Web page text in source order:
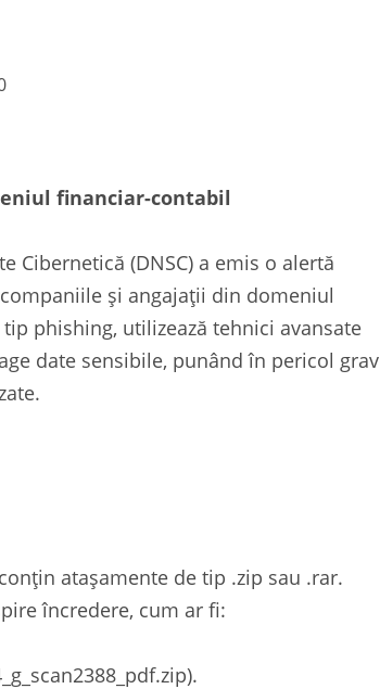
financiar-contabil
Cibernetică (DNSC) a emis o alertă
și angajații din domeniul
phishing, utilizează tehnici avansate
date sensibile, punând în pericol grav
atașamente de tip .zip sau .rar.
încredere, cum ar fi: